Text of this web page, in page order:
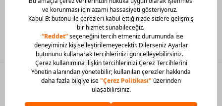
Mobil Uygulamamızı Hemen İndir!